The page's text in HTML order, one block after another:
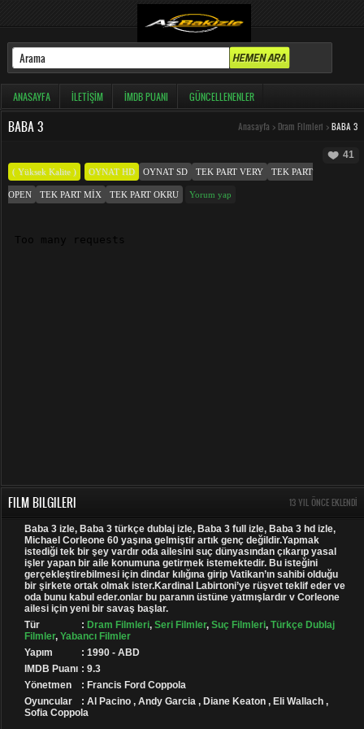
ANASAYFA İLETIŞIM İMDB PUANI GÜNCELLENENLER
BABA 3 Anasayfa > Dram Filmleri > BABA 3
41
( Yüksek Kalite ) OYNAT HD OYNAT SD TEK PART VERY TEK PART
OPEN TEK PART MIX TEK PART OKRU Yorum yap
FILM BILGILERI 13 YIL ÖNCE EKLENDI
Baba 3 izle, Baba 3 türkçe dublaj izle, Baba 3 full izle, Baba 3 hd izle,
Michael Corleone 60 yaşına gelmiştir artık genç değildir.Yapmak
istediği tek bir şey vardır oda ailesini suç dünyasından çıkarıp yasal
işler yapan bir aile konumuna getirmek istemektedir. Bu isteğini
gerçekleştirebilmesi için dindar kılığına girip Vatikan’ın sahibi olduğu
bir şirkete ortak olmak ister.Kardinal Labirtoni’ye rüşvet teklif eder ve
oda bunu kabul eder.onlar bu paranın üstüne yatmışlardır v Corleone
ailesi için yeni bir savaş başlar.
Tür
: Dram Filmleri, Seri Filmler, Suç Filmleri, Türkçe Dublaj
Filmler, Yabancı Filmler
Yapım
: 1990 - ABD
IMDB Puanı : 9.3
Yönetmen
: Francis Ford Coppola
Oyuncular
: Al Pacino , Andy Garcia , Diane Keaton , Eli Wallach ,
Sofia Coppola